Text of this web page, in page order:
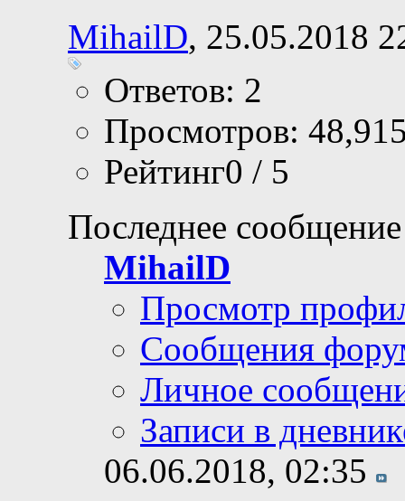
MihailD, 25.05.2018
Ответов: 2
Просмотров:
Рейтинг0 / 5
Последнее
MihailD
Просмотр
Сообщения
Личное
Записи в
06.06.2018, 02:35